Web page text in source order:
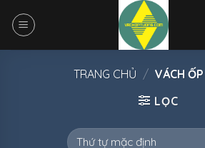
TRANG CHỦ / VÁCH
LỌC